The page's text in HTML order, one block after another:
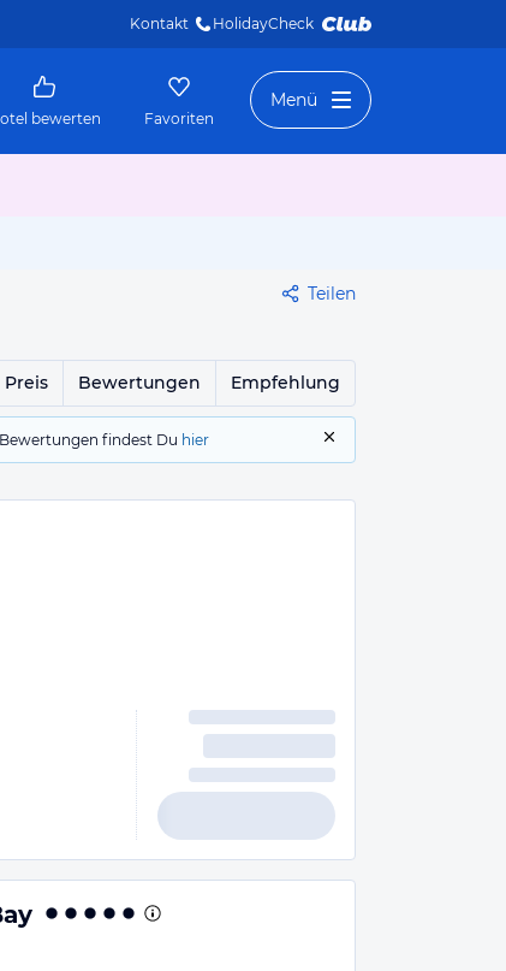
Kontakt HolidayCheck
bewerten Favoriten
Menü
Teilen
Preis Bewertungen Empfehlung
findest Du hier